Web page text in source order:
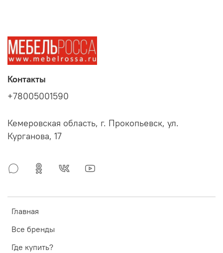
Главная
Все бренды
Где купить?
Контакты
+78005001590
Кемеровская область, г. Прокопьевск, ул.
Курганова, 17